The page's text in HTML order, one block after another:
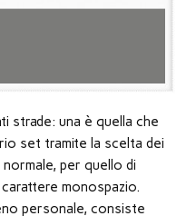
strade: una è quella che
set tramite la scelta dei
per quello di
monospazio.
personale, consiste